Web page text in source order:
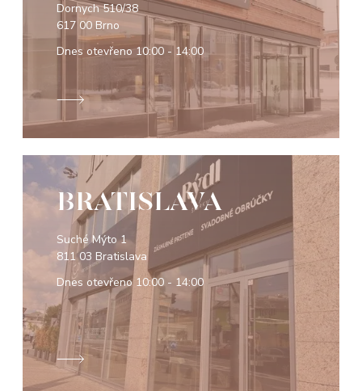
Dornych 510/38
617 00 Brno
Dnes otevřeno10:00 - 14:00
BRATISLAVA
Suché Mýto 1
811 03 Bratislava
Dnes otevřeno 10:00 - 14:00